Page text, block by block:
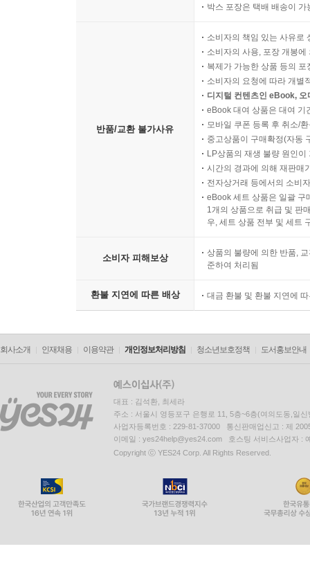
박스 포장은 택배 배송이
반품/교환 불가사유
소비자의 책임 있는 사유로
소비자의 사용, 포장 개봉
복제가 가능한 상품 등의
소비자의 요청에 따라 개별
디지털 컨텐츠인 eBook,
eBook 대여 상품은 대여 기
모바일 쿠폰 등록 후 취소/
중고상품이 구매확정(자동
LP상품의 재생 불량 원인
시간의 경과에 의해 재판매
전자상거래 등에서의 소비
eBook 세트 상품은 일괄 구
1개의 상품으로 취급 및 판
우, 세트 상품 전부 및 세트
소비자 피해보상
상품의 불량에 의한 반품,
준하여 처리됨
환불 지연에 따른 배상 대금 환불 및 환불 지연에
회사소개 인재채용 이용약관 개인정보처리방침 청소년보호정책 도서홍보안내
대표 : 김석환, 최세라
주소 : 서울시 영등포구 은행로 11, 5층~6층(여의도동,일신
사업자등록번호 : 229-81-37000 통신판매업신고 : 제
이메일 : yes24help@yes24.com 호스팅 서비스사업자 :
Copyright ⓒ YES24 Corp. All Rights Reserved.